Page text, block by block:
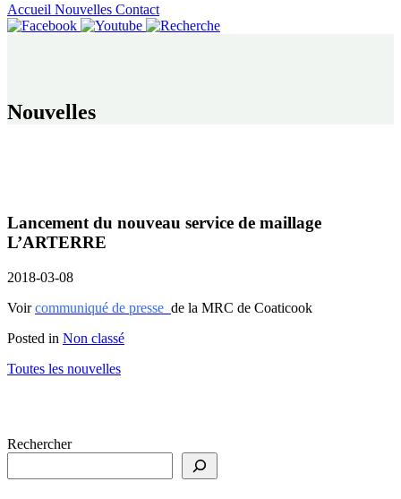
Accueil Nouvelles Contact
Nouvelles
Lancement du nouveau service de maillage
L’ARTERRE
2018-03-08
Voircommuniqué de presse de la MRC de Coaticook
Posted in Non classé
Toutes les nouvelles
Rechercher